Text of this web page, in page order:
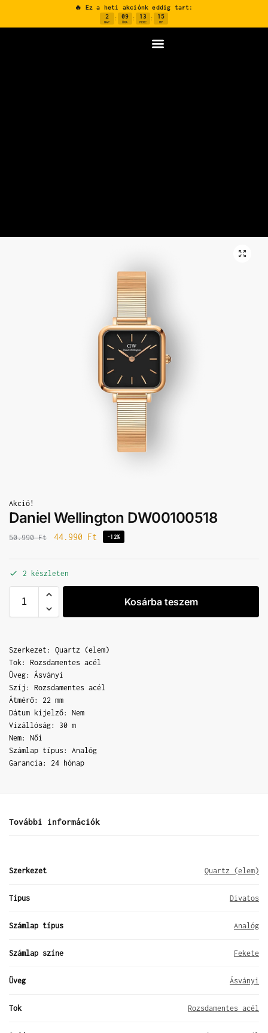
🔥 Ez a heti akciónk eddig tart:
2
NAP
: 09
ÓRA
: 13
PERC
: 14
MP
Akció!
Daniel Wellington DW00100518
50.990Ft 44.990 Ft -12%
2 készleten
Kosárba teszem
Szerkezet: Quartz (elem)
Tok: Rozsdamentes acél
Üveg: Ásványi
Szíj: Rozsdamentes acél
Átmérő: 22 mm
Dátum kijelző: Nem
Vízállóság: 30 m
Nem: Női
Számlap típus: Analóg
Garancia: 24 hónap
További információk
Szerkezet Quartz (elem)
Típus Divatos
Számlap típus Analóg
Számlap színe Fekete
Üveg Ásványi
Tok Rozsdamentes acél